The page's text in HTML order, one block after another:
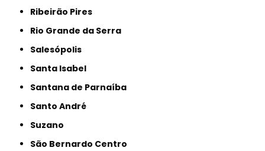
Ribeirão Pires
Rio Grande da Serra
Salesópolis
Santa Isabel
Santana de Parnaíba
Santo André
Suzano
São Bernardo Centro